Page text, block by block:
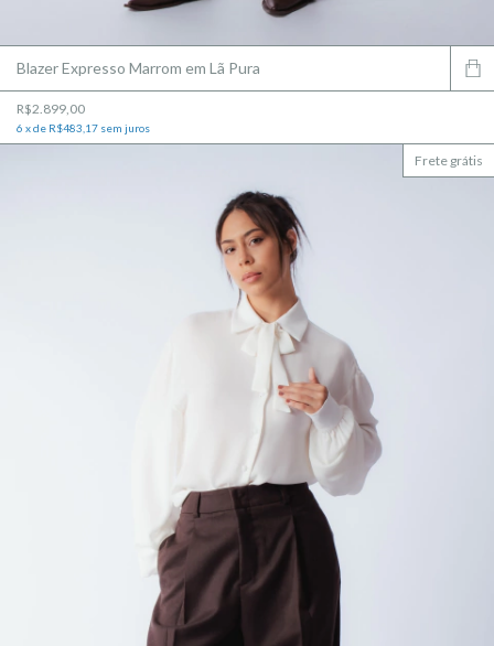
Blazer Expresso Marrom em Lã Pura
R$2.899,00
6 xde R$483,17 sem juros
Frete grátis